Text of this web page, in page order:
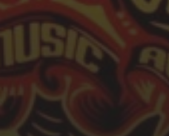
SFEER - VERSLAGEN